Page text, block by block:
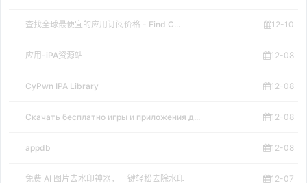
查找全球最便宜的应用订阅价格 - Find C... 12-10
应用-iPA资源站 12-08
CyPwn IPA Library 12-08
Скачать бесплатно игры и приложения д... 12-08
appdb 12-08
免费 AI 图片去水印神器，一键轻松去除水印 12-07